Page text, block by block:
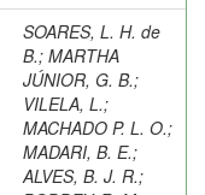
SOARES, L. H. de
B.; MARTHA
JÚNIOR, G. B.;
VILELA, L.;
MACHADO P. L. O.;
MADARI, B. E.;
ALVES, B. J. R.;